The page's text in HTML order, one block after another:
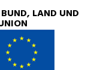
LAND UND